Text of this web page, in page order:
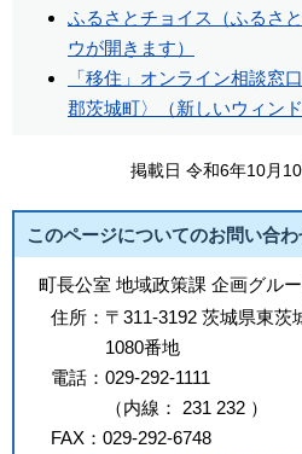
ふるさとチョイス（ふるさ
ウが開きます）
「移住」オンライン相談窓
郡茨城町〉（新しいウィン
掲載日 令和6年10月
このページについてのお問い合
町長公室 地域政策課 企画グル
住所： 〒311-3192 茨城県東茨
1080番地
電話： 029-292-1111
（内線 ： 231 232 ）
FAX： 029-292-6748